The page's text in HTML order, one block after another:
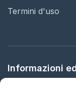
Termini d'uso
Informazioni